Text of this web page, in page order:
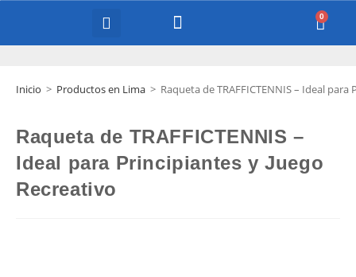
Inicio > Productos en Lima > Raqueta de TRAFFICTENNIS – Ideal
Raqueta de TRAFFICTENNIS –
Ideal para Principiantes y Juego
Recreativo